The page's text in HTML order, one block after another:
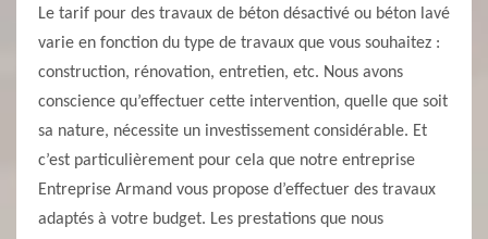
Le tarif pour des travaux de béton désactivé ou béton lavé
varie en fonction du type de travaux que vous souhaitez :
construction, rénovation, entretien, etc. Nous avons
conscience qu’effectuer cette intervention, quelle que soit
sa nature, nécessite un investissement considérable. Et
c’est particulièrement pour cela que notre entreprise
Entreprise Armand vous propose d’effectuer des travaux
adaptés à votre budget. Les prestations que nous